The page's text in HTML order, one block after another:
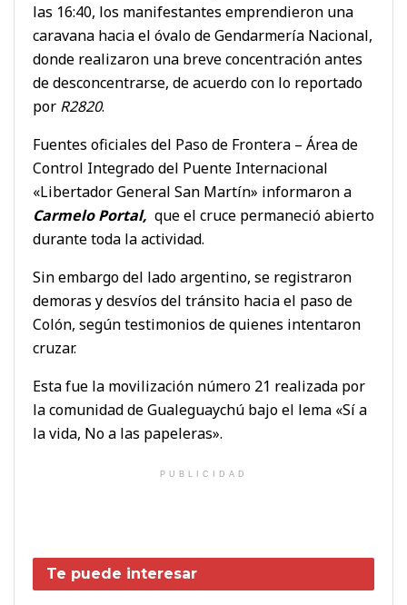
las 16:40, los manifestantes emprendieron una
caravana hacia el óvalo de Gendarmería Nacional,
donde realizaron una breve concentración antes
de desconcentrarse, de acuerdo con lo reportado
por R2820.
Fuentes oficiales del Paso de Frontera – Área de
Control Integrado del Puente Internacional
«Libertador General San Martín» informaron a
Carmelo Portal, que el cruce permaneció abierto
durante toda la actividad.
Sin embargo del lado argentino, se registraron
demoras y desvíos del tránsito hacia el paso de
Colón, según testimonios de quienes intentaron
cruzar.
Esta fue la movilización número 21 realizada por
la comunidad de Gualeguaychú bajo el lema «Sí a
la vida, No a las papeleras».
PUBLICIDAD
Te puede interesar